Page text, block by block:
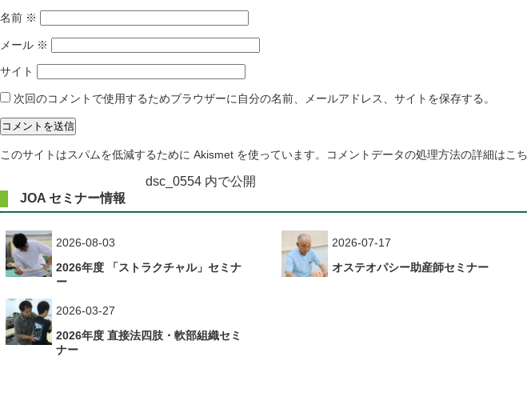
名前 ※
メール ※
サイト
次回のコメントで使用するためブラウザーに自分の名前、メールアドレス、サイトを保存する。
このサイトはスパムを低減するために Akismet を使っています。 コメントデータの処理方法の詳細はこ
投
稿
ゲ
ョ
dsc_0554 内で公開
JOA セミナー情報
2026-08-03
2026年度 「ストラクチャル」セミナ
ー
2026-07-17
オステオパシー助産師セミナー
2026-03-27
2026年度 直接法四肢・軟部組織セミ
ナー